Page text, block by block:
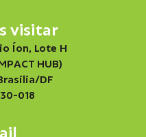
visitar
Íon, Lote H
HUB)
DF
018